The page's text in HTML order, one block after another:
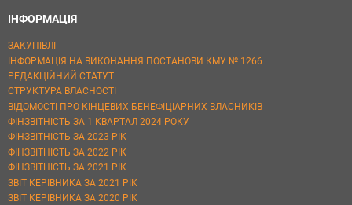
ІНФОРМАЦІЯ
ЗАКУПІВЛІ
ІНФОРМАЦІЯ НА ВИКОНАННЯ ПОСТАНОВИ КМУ № 1266
РЕДАКЦІЙНИЙ СТАТУТ
СТРУКТУРА ВЛАСНОСТІ
ВІДОМОСТІ ПРО КІНЦЕВИХ БЕНЕФІЦІАРНИХ ВЛАСНИКІВ
ФІНЗВІТНІСТЬ ЗА 1 КВАРТАЛ 2024 РОКУ
ФІНЗВІТНІСТЬ ЗА 2023 РІК
ФІНЗВІТНІСТЬ ЗА 2022 РІК
ФІНЗВІТНІСТЬ ЗА 2021 РІК
ЗВІТ КЕРІВНИКА ЗА 2021 РІК
ЗВІТ КЕРІВНИКА ЗА 2020 РІК